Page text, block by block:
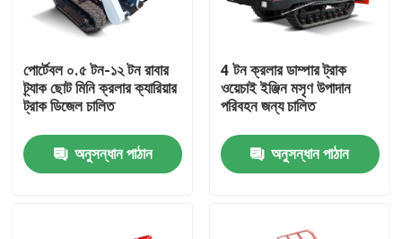
পোর্টেবল ০.৫ টন-১২ টন রাবার
ট্র্যাক ছোট মিনি ক্রলার ক্যারিয়ার
ট্রাক ডিজেল চালিত
অনুসন্ধান পাঠান
4 টন ক্রলার ডাম্পার ট্রাক
ওয়েচাই ইঞ্জিন মসৃণ উপাদান
পরিবহন জন্য চালিত
অনুসন্ধান পাঠান